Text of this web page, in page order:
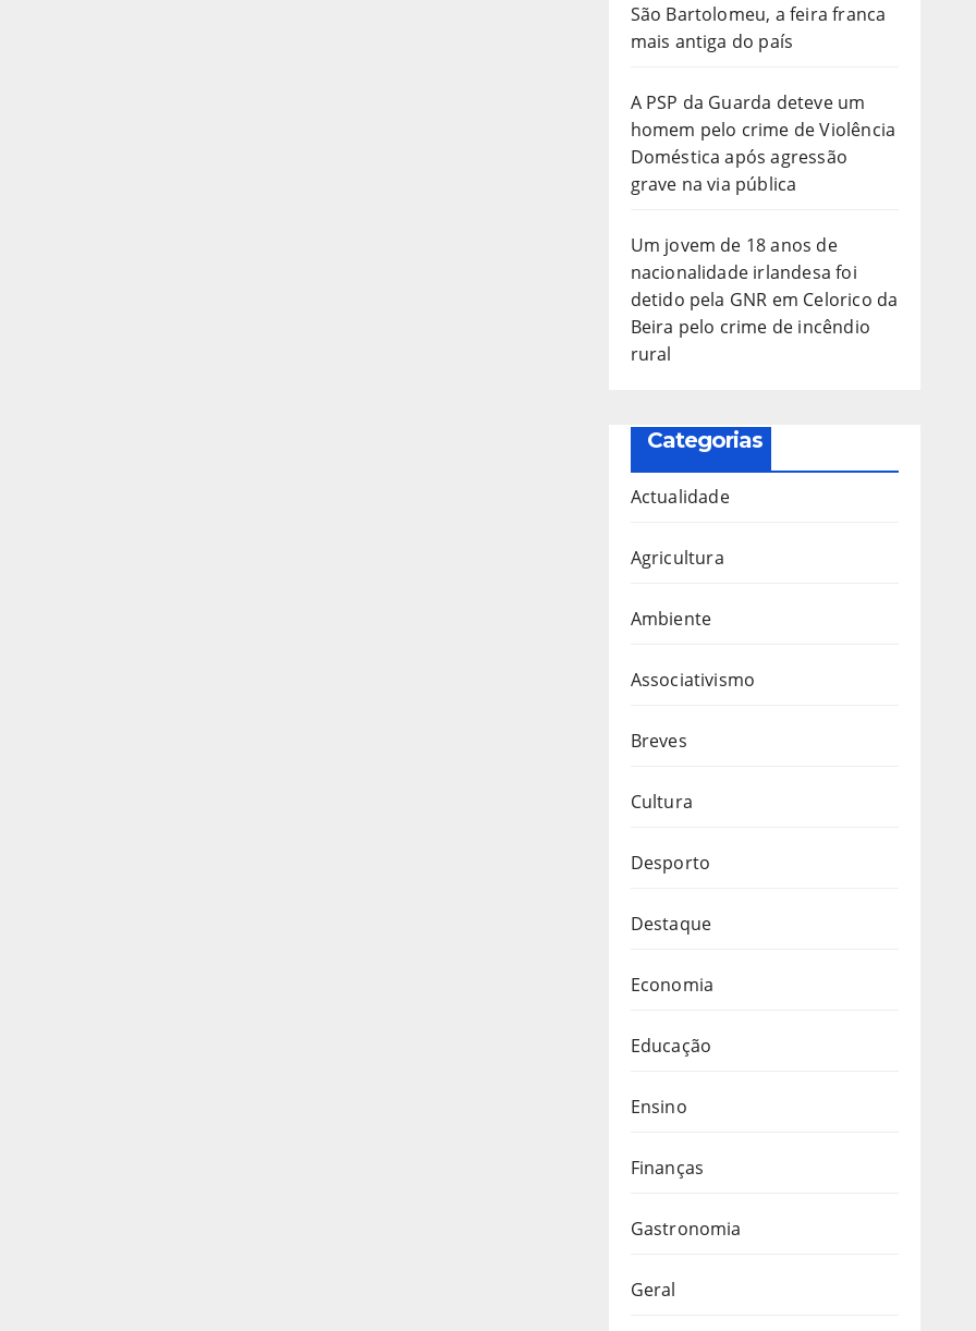
São Bartolomeu, a feira franca
mais antiga do país
A PSP da Guarda deteve um
homem pelo crime de Violência
Doméstica após agressão
grave na via pública
Um jovem de 18 anos de
nacionalidade irlandesa foi
detido pela GNR em Celorico da
Beira pelo crime de incêndio
rural
Categorias
Actualidade
Agricultura
Ambiente
Associativismo
Breves
Cultura
Desporto
Destaque
Economia
Educação
Ensino
Finanças
Gastronomia
Geral